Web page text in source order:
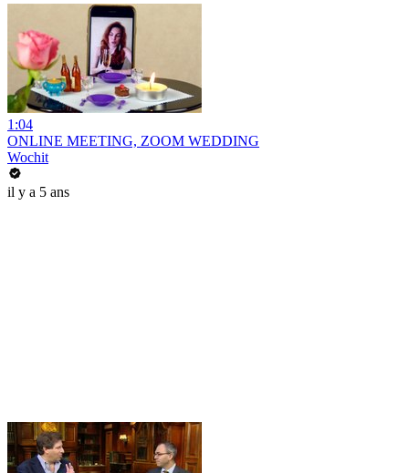
1:04
ONLINE MEETING, ZOOM WEDDING
Wochit
il y a 5 ans